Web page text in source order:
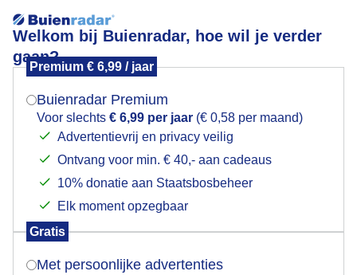
Welkom bij Buienradar, hoe wil je verder
gaan?
Premium € 6,99 / jaar
Buienradar Premium
Voor slechts € 6,99 per jaar (€ 0,58 per maand)
Advertentievrij en privacy veilig
Ontvang voor min. € 40,- aan cadeaus
10% donatie aan Staatsbosbeheer
Elk moment opzegbaar
Gratis
Met persoonlijke advertenties
Waterdunen, Breskens
Mogen we je locatie gebruiken voor het
Indien je hier nog geen akkoord op hebt gegeven,
verschijnt er zo een pop-up uit je browser waarin
Is goed, toon de popup